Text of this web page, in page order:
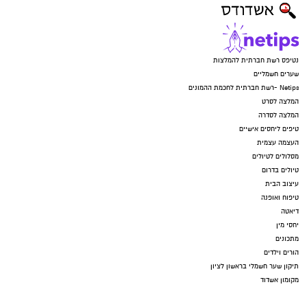
נטיפס רשת חברתית להמלצות
שערים חשמליים
Netips -רשת חברתית לחכמת ההמונים
המלצה לסרט
המלצה לסדרה
טיפים ליחסים אישיים
העצמה עצמית
מסלולים לטיולים
טיולים בדרום
עיצוב הבית
טיפוח ואופנה
דיאטה
יחסי מין
מתכונים
הורים וילדים
תיקון שער חשמלי בראשון לציון
מקומון אשדוד